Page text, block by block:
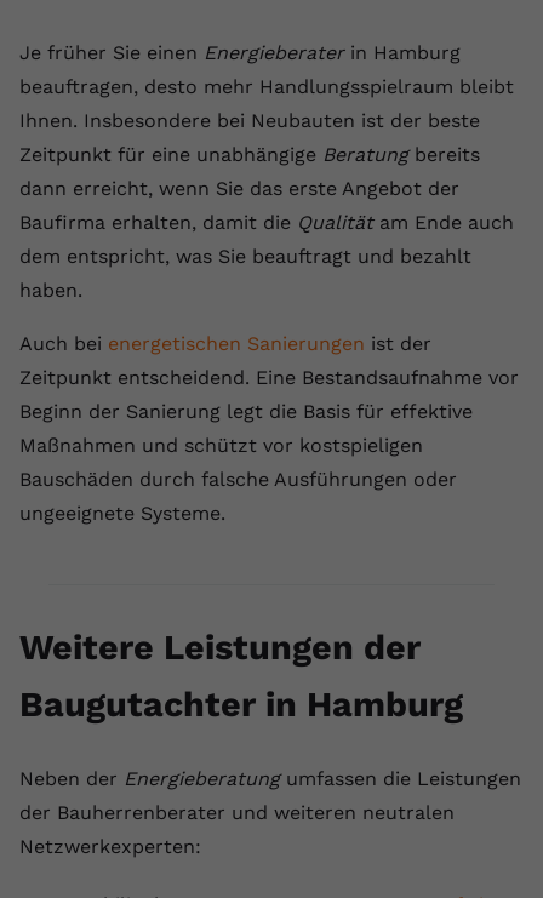
Je früher Sie einen Energieberaterin Hamburg
beauftragen, desto mehr Handlungsspielraum bleibt
Ihnen. Insbesondere bei Neubauten ist der beste
Zeitpunkt für eine unabhängige Beratungbereits
dann erreicht, wenn Sie das erste Angebot der
Baufirma erhalten, damit die Qualitätam Ende auch
dem entspricht, was Sie beauftragt und bezahlt
haben.
Auch bei energetischen Sanierungen ist der
Zeitpunkt entscheidend. Eine Bestandsaufnahme vor
Beginn der Sanierung legt die Basis für effektive
Maßnahmen und schützt vor kostspieligen
Bauschäden durch falsche Ausführungen oder
ungeeignete Systeme.
Weitere Leistungen der
Baugutachter in Hamburg
Neben der Energieberatungumfassen die ⁠Leistungen
der Bauherrenberater und weiteren neutralen
Netzwerkexperten: